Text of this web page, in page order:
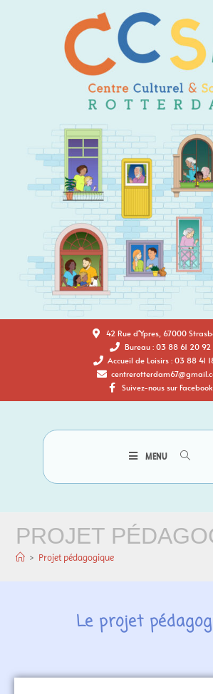
42 Rue d'Ypres, 67000
Bureau : 03 88 61 20 92
Accueil de Loisirs : 03 88 41
Suivez-nous sur Facebook
MENU
PROJET
> Projet pédagogique
Le projet